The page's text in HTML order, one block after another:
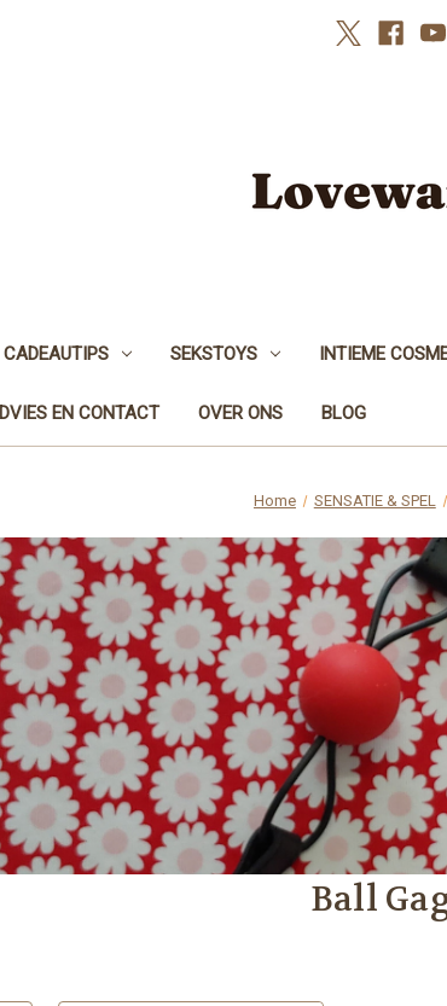
CADEAUTIPS SEKSTOYS INTIEME
EN CONTACT OVER ONS BLOG
Home SENSATIE & SPEL
Ball